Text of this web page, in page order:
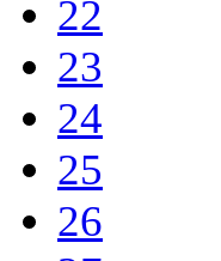
22
23
24
25
26